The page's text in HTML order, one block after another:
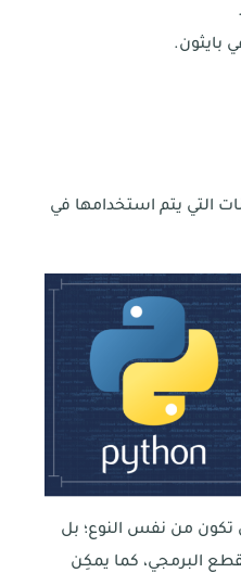
التي يتم استخدامها في
تكون من نفس النوع؛ بل
البرمجي، كما يمكِن